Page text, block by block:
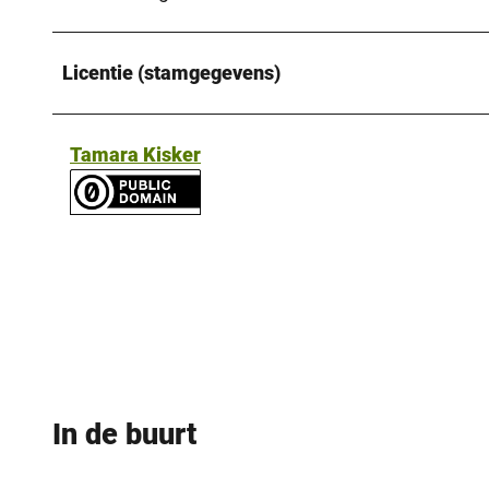
Licentie (stamgegevens)
Tamara Kisker
In de buurt